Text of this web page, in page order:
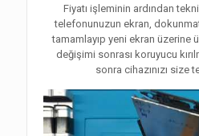
Fiyatı işleminin ardından
telefonunuzun ekran,
tamamlayıp yeni ekran üzerine
değişimi sonrası koruyucu
sonra cihazınızı size